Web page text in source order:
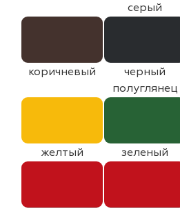
серый
коричневый
черный
полуглянец
желтый зеленый